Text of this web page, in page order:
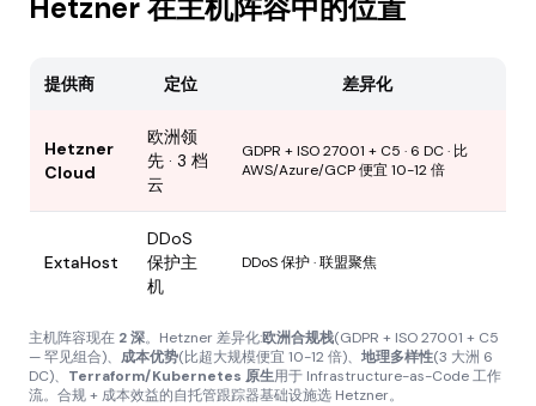
Hetzner 在主机阵容中的位置
提供商 定位 差异化
Hetzner
Cloud
欧洲领
先 · 3 档
云
GDPR + ISO 27001 + C5 · 6 DC · 比
AWS/Azure/GCP 便宜 10-12 倍
ExtaHost
DDoS
保护主
机
DDoS 保护 · 联盟聚焦
主机阵容现在 2 深。Hetzner 差异化:欧洲合规栈(GDPR + ISO 27001 + C5
— 罕见组合)、 成本优势(比超大规模便宜 10-12 倍)、 地理多样性(3 大洲 6
DC)、 Terraform/Kubernetes 原生用于 Infrastructure-as-Code 工作
流。合规 + 成本效益的自托管跟踪器基础设施选 Hetzner。